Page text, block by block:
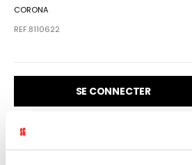
CORONA
REF.8110622
SE CONNECTER